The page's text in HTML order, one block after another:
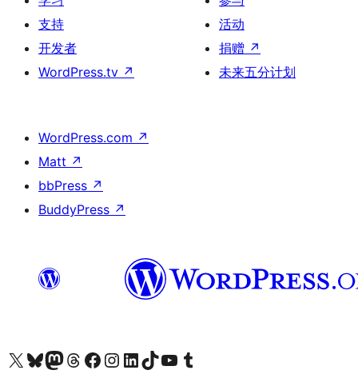
支持
开发者
WordPress.tv ↗
活动
捐赠 ↗
未来五分计划
WordPress.com ↗
Matt ↗
bbPress ↗
BuddyPress ↗
关注我们的 X（原 Twitter）账号访问我们的 Bluesky 账号关注我们的 Mastodon 账号访问我们的 Threads 账号 访问我们的 Facebook 公共主页关注我们的 Instagram 账号 关注我们的 LinkedIn 主页访问我们的 TikTok 账号访问我们的 YouTube 频道 访问我们的 Tumblr 账号